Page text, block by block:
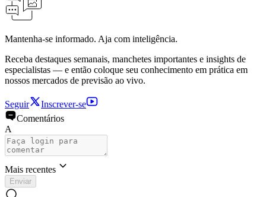
Mantenha-se informado. Aja com inteligência.
Receba destaques semanais, manchetes importantes e insights de
especialistas — e então coloque seu conhecimento em prática em
nossos mercados de previsão ao vivo.
Seguir
Inscrever-se
Comentários
A
Mais recentes
Enviar